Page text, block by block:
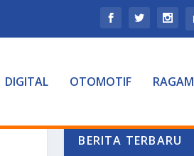
DIGITAL OTOMOTIF RAGAM
BERITA TERBARU